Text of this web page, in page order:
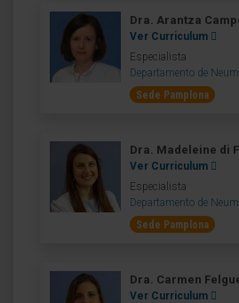
Dra. Arantza
Ver Curriculum
Especialista
Departamento de
Sede Pamplona
Dra. Madeleine di
Ver Curriculum
Especialista
Departamento de
Sede Pamplona
Dra. Carmen
Ver Curriculum